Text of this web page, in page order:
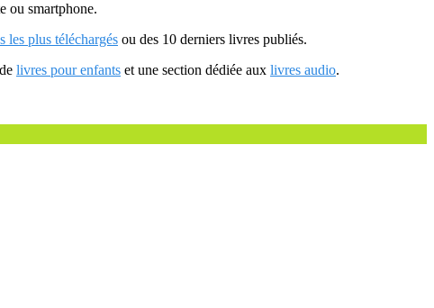
ou smartphone.
les plus téléchargés ou des 10 derniers livres publiés.
livres pour enfants et une section dédiée aux livres audio.